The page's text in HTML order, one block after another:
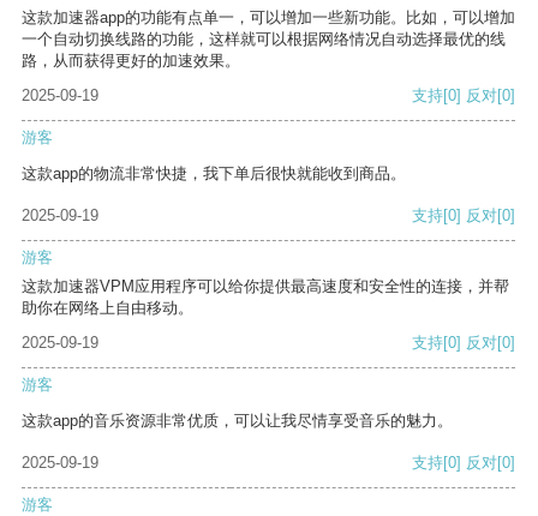
这款加速器app的功能有点单一，可以增加一些新功能。比如，可以增加
一个自动切换线路的功能，这样就可以根据网络情况自动选择最优的线
路，从而获得更好的加速效果。
2025-09-19
支持[0] 反对[0]
游客
这款app的物流非常快捷，我下单后很快就能收到商品。
2025-09-19 支持[0] 反对[0]
游客
这款加速器VPM应用程序可以给你提供最高速度和安全性的连接，并帮
助你在网络上自由移动。
2025-09-19
支持[0] 反对[0]
游客
这款app的音乐资源非常优质，可以让我尽情享受音乐的魅力。
2025-09-19 支持[0] 反对[0]
游客